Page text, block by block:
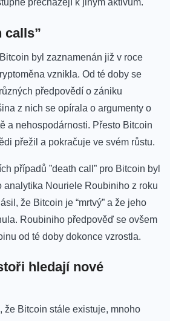
přecházejí ‍k​ jiným ⁢aktivům.
calls”
byl zaznamenán již v roce
vznikla. Od té doby se
‌předpovědí o zániku
z nich se ‌opírala o argumenty o
a nehospodárnosti.⁣ Přesto Bitcoin
přežil a pokračuje ve svém růstu.
případů ​”death call” pro Bitcoin ⁤byl
analytika⁣ Nouriele ⁢Roubiniho z roku
že Bitcoin​ je “mrtvý” a že jeho
⁣Roubiniho předpověď se ovšem
od ⁣té doby dokonce vzrostla.
hledají⁣ nové
že Bitcoin⁢ stále existuje, mnoho​